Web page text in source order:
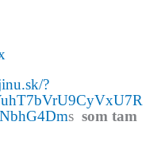
?
s som tam